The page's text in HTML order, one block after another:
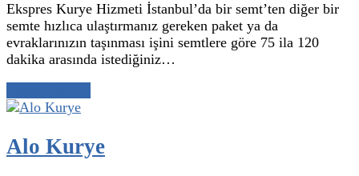
Ekspres Kurye Hizmeti İstanbul’da bir semt’ten diğer bir
semte hızlıca ulaştırmanız gereken paket ya da
evraklarınızın taşınması işini semtlere göre 75 ila 120
dakika arasında istediğiniz…
Alo Kurye